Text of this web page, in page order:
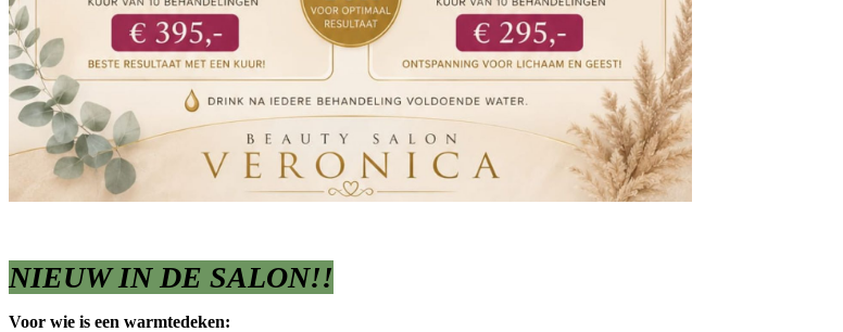
NIEUW IN DE SALON!!
Voor wie is een warmtedeken: